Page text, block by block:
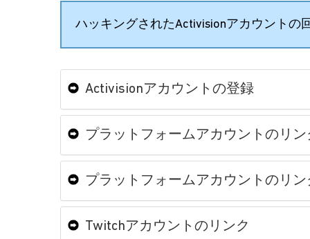
ハッキングされたActivisionアカウントの
Activisionアカウントの登録
プラットフォームアカウントのリン
プラットフォームアカウントのリン
Twitchアカウントのリンク